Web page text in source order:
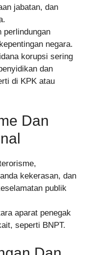
jabatan, dan
perlindungan
negara.
korupsi sering
dan
di KPK atau
Dan
kekerasan, dan
publik
aparat penegak
seperti BNPT.